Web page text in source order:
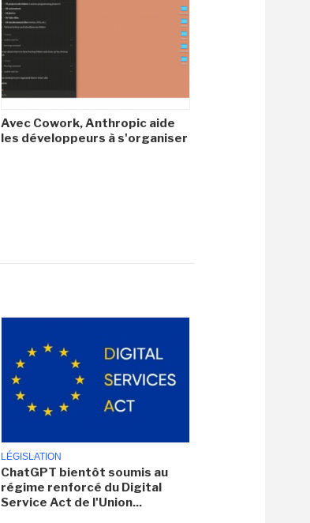
Avec Cowork, Anthropic aide
les développeurs à s'organiser
LÉGISLATION
ChatGPT bientôt soumis au
régime renforcé du Digital
Service Act de l'Union...